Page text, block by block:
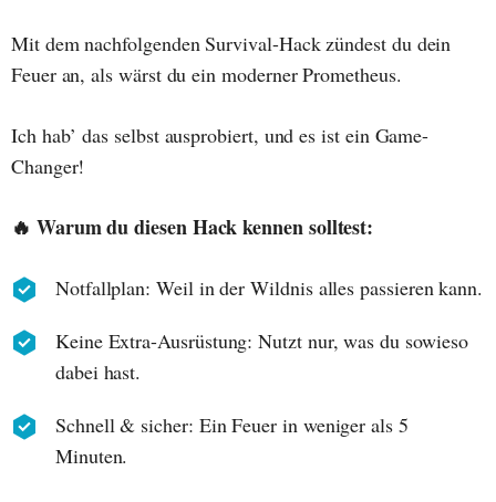
Mit dem nachfolgenden Survival-Hack zündest du dein
Feuer an, als wärst du ein moderner Prometheus.
Ich hab’ das selbst ausprobiert, und es ist ein Game-
Changer!
🔥 Warum du diesen Hack kennen solltest:
Notfallplan: Weil in der Wildnis alles passieren kann.
Keine Extra-Ausrüstung: Nutzt nur, was du sowieso
dabei hast.
Schnell & sicher: Ein Feuer in weniger als 5
Minuten.